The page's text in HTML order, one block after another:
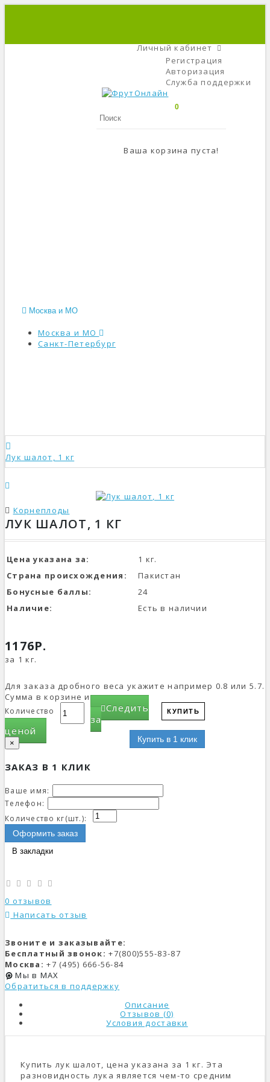
Личный кабинет
Регистрация
Авторизация
Служба поддержки
0
Ваша корзина пуста!
Москва и МО
Москва и МО
Санкт-Петербург
Лук шалот, 1 кг
Корнеплоды
ЛУК ШАЛОТ, 1 КГ
Цена указана за:
1 кг.
Страна происхождения:
Пакистан
Бонусные баллы:
24
Наличие:
Есть в наличии
1176Р.
за 1 кг.
Для заказа дробного веса укажите например 0.8 или 5.7.
Сумма в корзине изменится.
Количество КУПИТЬ
Купить в 1 клик
Следить
за
ценой
×
ЗАКАЗ В 1 КЛИК
Ваше имя:
Телефон:
Количество кг(шт.):
Оформить заказ
В закладки
0 отзывов
Написать отзыв
Звоните и заказывайте:
Бесплатный звонок: +7(800)555-83-87
Москва: +7 (495) 666-56-84
Мы в MAX
Обратиться в поддержку
Описание
Отзывов (0)
Условия доставки
Купить лук шалот, цена указана за 1 кг. Эта
разновидность лука является чем-то средним